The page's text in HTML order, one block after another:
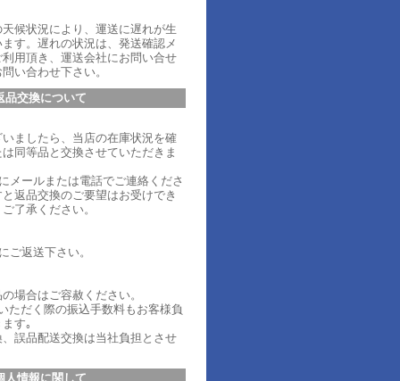
候状況により、運送に遅れが生
す。遅れの状況は、発送確認メ
用頂き、運送会社にお問い合せ
い合わせ下さい。
品交換について
ましたら、当店の在庫状況を確
同等品と交換させていただきま
メールまたは電話でご連絡くださ
返品交換のご要望はお受けでき
了承ください。
ご返送下さい。
場合はご容赦ください。
ただく際の振込手数料もお客様負
す｡
誤品配送交換は当社負担とさせ
人情報に関して